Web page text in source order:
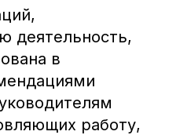
деятельность,
в
работу,